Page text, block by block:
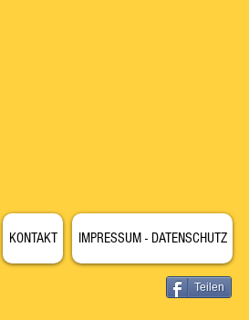
KONTAKT IMPRESSUM - DATENSCHUTZ
Teilen